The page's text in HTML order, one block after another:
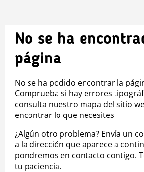
No se ha
página
No se ha podido encontrar la
Comprueba si hay errores
consulta nuestro mapa del sitio
encontrar lo que necesites.
¿Algún otro problema? Envía un
a la dirección que aparece a
pondremos en contacto contigo.
tu paciencia.